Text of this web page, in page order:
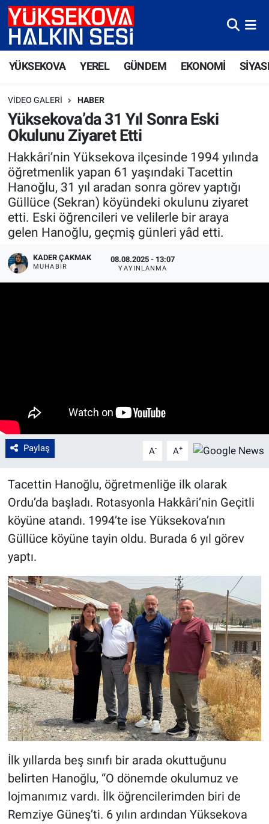
YÜKSEKOVA YEREL GÜNDEM EKONOMİ
VIDEO GALERI HABER
Yüksekova’da 31 Yıl Sonra Eski
Okulunu Ziyaret Etti
Hakkâri’nin Yüksekova ilçesinde 1994 yılında
öğretmenlik yapan 61 yaşındaki Tacettin
Hanoğlu, 31 yıl aradan sonra görev yaptığı
Güllüce (Sekran) köyündeki okulunu ziyaret
etti. Eski öğrencileri ve velilerle bir araya
gelen Hanoğlu, geçmiş günleri yâd etti.
KADER ÇAKMAK
MUHABİR
08.08.2025 - 13:07
YAYINLANMA
Paylaş A- A+
Tacettin Hanoğlu, öğretmenliğe ilk olarak
Ordu’da başladı. Rotasyonla Hakkâri’nin Geçitli
köyüne atandı. 1994’te ise Yüksekova’nın
Güllüce köyüne tayin oldu. Burada 6 yıl görev
yaptı.
İlk yıllarda beş sınıfı bir arada okuttuğunu
belirten Hanoğlu, “O dönemde okulumuz ve
lojmanımız vardı. İlk öğrencilerimden biri de
Remziye Güneş’ti. 6 yılın ardından Yüksekova
Yüksekova Nöbetçi Eczaneler
Yüksekova Trafik Yoğunluk Haritası
Süper Lig Puan Durumu ve Fikstür
Tüm Manşetler
Son Dakika Haberleri
Haber Arşivi